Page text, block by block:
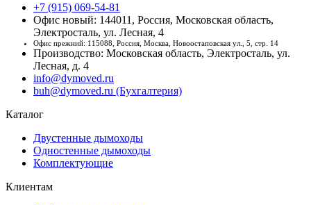
+7 (915) 069-54-81
Офис новый: 144011, Россия, Московская область,
Электросталь, ул. Лесная, 4
Офис прежний: 115088, Россия, Москва, Новоостаповская ул., 5, стр. 14
Производство: Московская область, Электросталь, ул.
Лесная, д. 4
info@dymoved.ru
buh@dymoved.ru (Бухгалтерия)
Каталог
Двустенные дымоходы
Одностенные дымоходы
Комплектующие
Клиентам